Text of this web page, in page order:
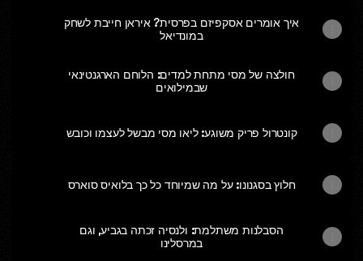
איך אומרים אסקפיזם בפרסית? איראן חייבת לשחק
במונדיאל
חולצה של מסי מתחת למדים: הלוחם הארגנטינאי
שבמילואים
קונטרול פריק משוגע: ליאו מסי מבשל לעצמו וכובש
חלוץ בסגנונו: על מה שמיוחד כל כך בלואיס סוארס
הסבלנות משתלמת: ולנסיה זכתה בגביע, וגם
במרסלינו